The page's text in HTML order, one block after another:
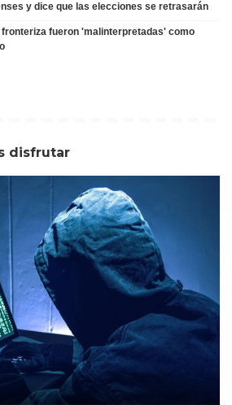
y dice que las elecciones se retrasarán
fronteriza fueron 'malinterpretadas' como
disfrutar